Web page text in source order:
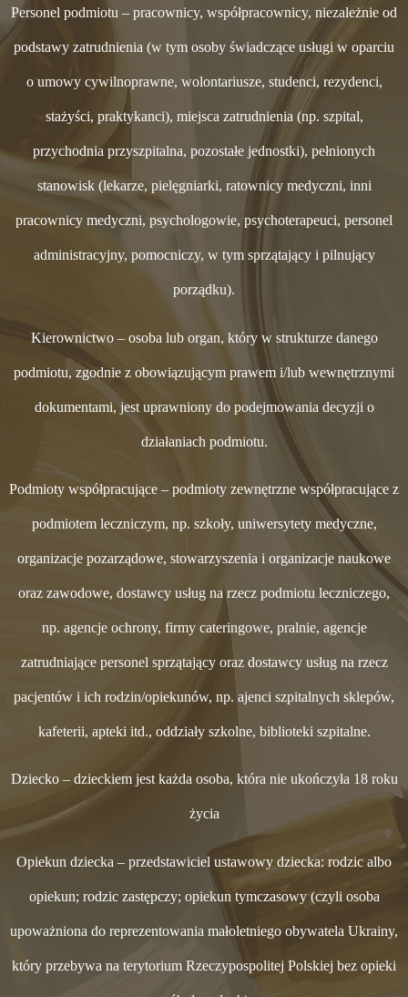
Personel podmiotu – pracownicy, współpracownicy, niezależnie od
podstawy zatrudnienia (w tym osoby świadczące usługi w oparciu
o umowy cywilnoprawne, wolontariusze, studenci, rezydenci,
stażyści, praktykanci), miejsca zatrudnienia (np. szpital,
przychodnia przyszpitalna, pozostałe jednostki), pełnionych
stanowisk (lekarze, pielęgniarki, ratownicy medyczni, inni
pracownicy medyczni, psychologowie, psychoterapeuci, personel
administracyjny, pomocniczy, w tym sprzątający i pilnujący
porządku).
Kierownictwo – osoba lub organ, który w strukturze danego
podmiotu, zgodnie z obowiązującym prawem i/lub wewnętrznymi
dokumentami, jest uprawniony do podejmowania decyzji o
działaniach podmiotu.
Podmioty współpracujące – podmioty zewnętrzne współpracujące z
podmiotem leczniczym, np. szkoły, uniwersytety medyczne,
organizacje pozarządowe, stowarzyszenia i organizacje naukowe
oraz zawodowe, dostawcy usług na rzecz podmiotu leczniczego,
np. agencje ochrony, firmy cateringowe, pralnie, agencje
zatrudniające personel sprzątający oraz dostawcy usług na rzecz
pacjentów i ich rodzin/opiekunów, np. ajenci szpitalnych sklepów,
kafeterii, apteki itd., oddziały szkolne, biblioteki szpitalne.
Dziecko – dzieckiem jest każda osoba, która nie ukończyła 18 roku
życia
Opiekun dziecka – przedstawiciel ustawowy dziecka: rodzic albo
opiekun; rodzic zastępczy; opiekun tymczasowy (czyli osoba
upoważniona do reprezentowania małoletniego obywatela Ukrainy,
który przebywa na terytorium Rzeczypospolitej Polskiej bez opieki